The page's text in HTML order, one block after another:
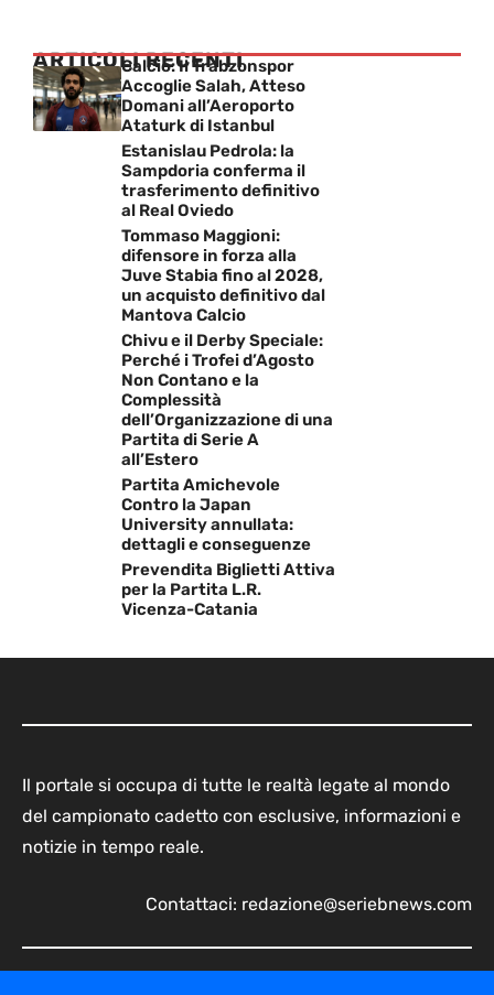
ARTICOLI RECENTI
Calcio: Il Trabzonspor
Accoglie Salah, Atteso
Domani all’Aeroporto
Ataturk di Istanbul
Estanislau Pedrola: la
Sampdoria conferma il
trasferimento definitivo
al Real Oviedo
Tommaso Maggioni:
difensore in forza alla
Juve Stabia fino al 2028,
un acquisto definitivo dal
Mantova Calcio
Chivu e il Derby Speciale:
Perché i Trofei d’Agosto
Non Contano e la
Complessità
dell’Organizzazione di una
Partita di Serie A
all’Estero
Partita Amichevole
Contro la Japan
University annullata:
dettagli e conseguenze
Prevendita Biglietti Attiva
per la Partita L.R.
Vicenza-Catania
Il portale si occupa di tutte le realtà legate al mondo
del campionato cadetto con esclusive, informazioni e
notizie in tempo reale.
Contattaci: redazione@seriebnews.com